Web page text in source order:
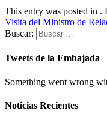
This entry was posted in .
Visita del Ministro de
Buscar:
Tweets de la Embajada
Something went wrong
Noticias Recientes